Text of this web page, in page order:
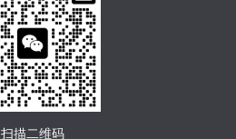
扫描二维码